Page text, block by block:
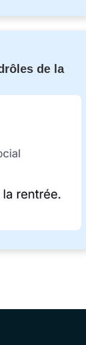
de la